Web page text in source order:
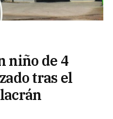
niño de 4
tras el